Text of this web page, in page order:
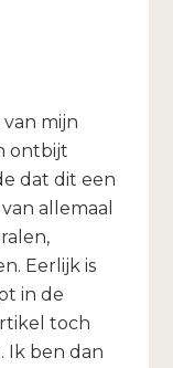
mijn
ontbijt
dat dit een
allemaal
Eerlijk is
in de
toch
Ik ben dan